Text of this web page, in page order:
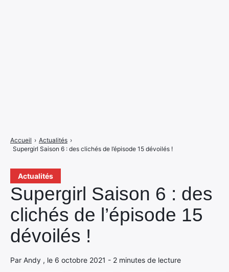
Actualités
Supergirl Saison 6 : des
clichés de l’épisode 15
dévoilés !
Par Andy , le 6 octobre 2021 - 2 minutes de lecture
Accueil › Actualités ›
Supergirl Saison 6 : des clichés de l’épisode 15 dévoilés !